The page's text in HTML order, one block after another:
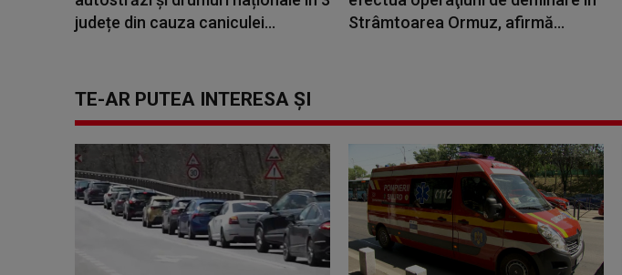
județe din cauza caniculei...
Strâmtoarea Ormuz, afirmă...
TE-AR PUTEA INTERESA ȘI